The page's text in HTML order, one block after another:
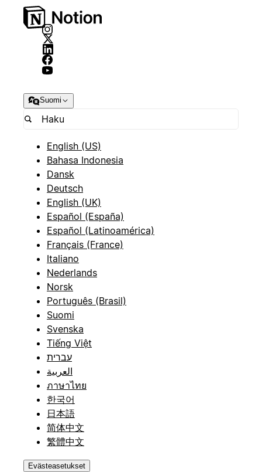
Suomi
English (US)
Bahasa Indonesia
Dansk
Deutsch
English (UK)
Español (España)
Español (Latinoamérica)
Français (France)
Italiano
Nederlands
Norsk
Português (Brasil)
Suomi
Svenska
Tiếng Việt
עברית
العربية
ภาษาไทย
한국어
日本語
简体中文
繁體中文
Evästeasetukset